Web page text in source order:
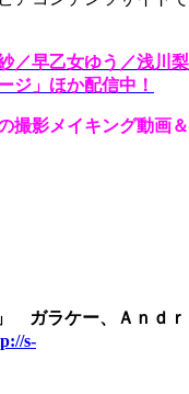
早乙女ゆう／浅川梨
」ほか配信中！
撮影メイキング動画＆
ガラケー、Ａｎｄｒ
s-